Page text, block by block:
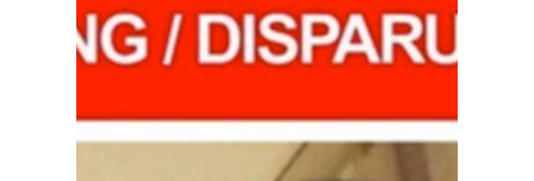
Galerías